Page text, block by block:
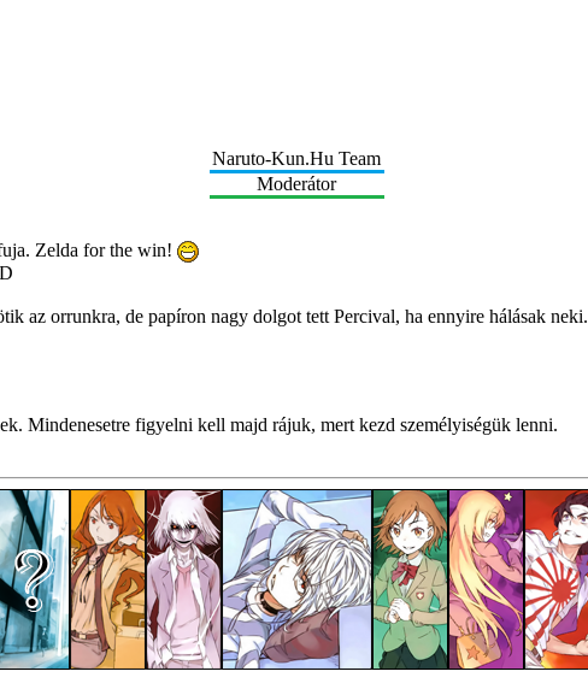
Naruto-Kun.Hu Team
Moderátor
Zelda for the win!
az orrunkra, de papíron nagy dolgot tett Percival, ha ennyire hálásak neki.
Mindenesetre figyelni kell majd rájuk, mert kezd személyiségük lenni.